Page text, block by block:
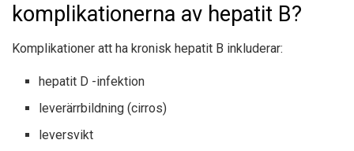
komplikationerna av hepatit B?
Komplikationer att ha kronisk hepatit B inkluderar:
hepatit D -infektion
leverärrbildning (cirros)
leversvikt